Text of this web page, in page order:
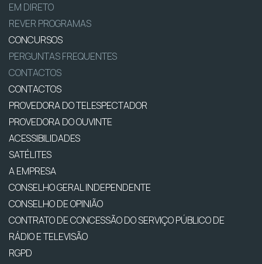
EM DIRETO
REVER PROGRAMAS
CONCURSOS
PERGUNTAS FREQUENTES
CONTACTOS
CONTACTOS
PROVEDORA DO TELESPECTADOR
PROVEDORA DO OUVINTE
ACESSIBILIDADES
SATÉLITES
A EMPRESA
CONSELHO GERAL INDEPENDENTE
CONSELHO DE OPINIÃO
CONTRATO DE CONCESSÃO DO SERVIÇO PÚBLICO DE
RÁDIO E TELEVISÃO
RGPD